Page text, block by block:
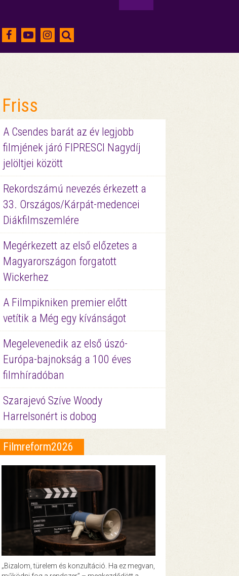
Friss
A Csendes barát az év legjobb
filmjének járó FIPRESCI Nagydíj
jelöltjei között
Rekordszámú nevezés érkezett a
33. Országos/Kárpát-medencei
Diákfilmszemlére
Megérkezett az első előzetes a
Magyarországon forgatott
Wickerhez
A Filmpikniken premier előtt
vetítik a Még egy kívánságot
Megelevenedik az első úszó-
Európa-bajnokság a 100 éves
filmhíradóban
Szarajevó Szíve Woody
Harrelsonért is dobog
Filmreform2026
„Bizalom, türelem és konzultáció. Ha ez megvan,